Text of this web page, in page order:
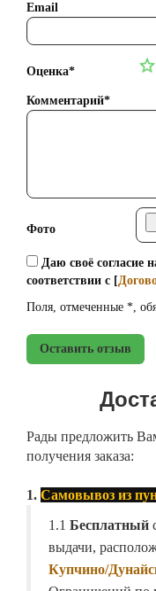
Email
Оценка*
Комментарий*
Фото
Даю своё согласие
соответствии с [
Поля, отмеченные *,
Оставить отзыв
Рады предложить
получения заказа:
1. Самовывоз из
1.1 Бесплатный
выдачи,
Купчино/